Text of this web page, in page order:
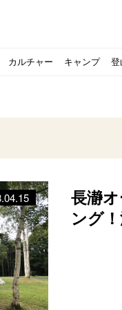
！
なクラシックルート「北
するメディア数が500社
ない土地の負担が重荷に
持ってオススメ！ソロキ
ミックのスキー板は初心
した
支配している島？ 福岡
カルチャー
を救う」その理由とは
れに眠っていませんか？
キャンプ
ントの選び方やおすすめ
ップアップテントおすす
登
ンテナンス方法は？キャ
ルプスの最奥部、黒部・
力！｜モンベル春夏の新
時計の代名詞スント・コ
選び方とおすすめシュー
イミング道具はゼロポイ
る！『かんたん手作りツ
ィシエキャンパーSakiさ
ご紹介します
ヶ岳最高峰へ】南八ヶ岳
セールをお得に攻略する
ロマックスの焚き火台で
山下舞弓さんが動画投稿
でも街でも】ジャックウ
のフリース、ダウン！お
トリノックスのマルチツ
選び方とおすすめシュー
ックスファイヤーのおす
釣行記＃１山形の源流「
テンカラ釣りのリアルが
ンテナンス方法は？キャ
向けに作られた『アクシ
る！料理も魅力の「源流
ィシエキャンパーSakiさ
タナの初のレシピ本、鉄
ロキャンプや登山に】湯
る！簡単・美味しいなめ
ィシエキャンパーSakiさ
長瀞
ング